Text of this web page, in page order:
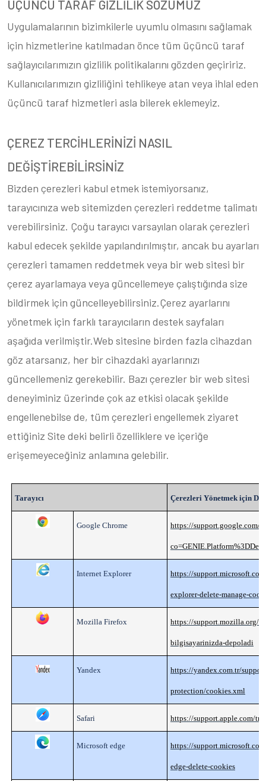
ÜÇÜNCÜ TARAF GİZLİLİK SÖZÜMÜZ
Uygulamalarının bizimkilerle uyumlu olmasını sağlamak
için hizmetlerine katılmadan önce tüm üçüncü taraf
sağlayıcılarımızın gizlilik politikalarını gözden geçiririz.
Kullanıcılarımızın gizliliğini tehlikeye atan veya ihlal eden
üçüncü taraf hizmetleri asla bilerek eklemeyiz.
ÇEREZ TERCİHLERİNİZİ NASIL
DEĞİŞTİREBİLİRSİNİZ
Bizden çerezleri kabul etmek istemiyorsanız,
tarayıcınıza web sitemizden çerezleri reddetme talimatı
verebilirsiniz. Çoğu tarayıcı varsayılan olarak çerezleri
kabul edecek şekilde yapılandırılmıştır, ancak bu ayarları
çerezleri tamamen reddetmek veya bir web sitesi bir
çerez ayarlamaya veya güncellemeye çalıştığında size
bildirmek için güncelleyebilirsiniz.Çerez ayarlarını
yönetmek için farklı tarayıcıların destek sayfaları
aşağıda verilmiştir.Web sitesine birden fazla cihazdan
göz atarsanız, her bir cihazdaki ayarlarınızı
güncellemeniz gerekebilir. Bazı çerezler bir web sitesi
deneyiminiz üzerinde çok az etkisi olacak şekilde
engellenebilse de, tüm çerezleri engellemek ziyaret
ettiğiniz Site deki belirli özelliklere ve içeriğe
erişemeyeceğiniz anlamına gelebilir.
Tarayıcı Çerezleri Yönetmek için
Google Chrome https://support.google.com/
Internet Explorer https://
explorer-delete-manage-
Mozilla Firefox https://support.mozilla.org/
bilgisayarinizda-depoladi
Yandex https://yandex.com.tr/
protection/cookies.xml
Safari https://support.apple.com/
Microsoft edge https://
edge-delete-cookies